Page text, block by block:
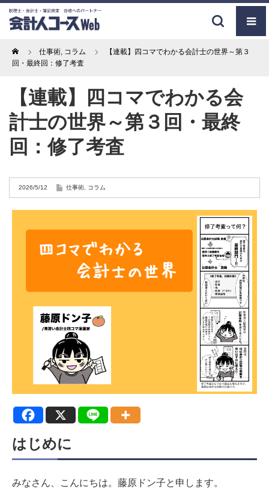
Home 仕事術, コラム
【連載】四コマでわかる会計士の世界～第３
回・最終回：修了考査
【連載】四コマでわかる会
計士の世界～第３回・最終
回：修了考査
2026/5/12 仕事術 コラム
はじめに
みなさん、こんにちは。藤原ドン子と申します。